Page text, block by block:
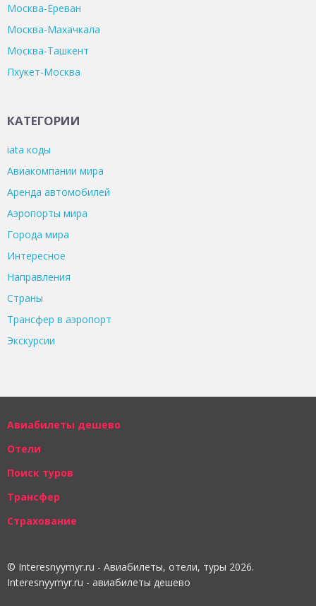
Москва-Ереван
Москва-Махачкала
Москва-Ташкент
Пхукет-Москва
КАТЕГОРИИ
iata коды
Авиакомпании мира
Аренда автомобилей
Аэропорты мира
Города мира
Интересное
Направления
Страны
Трансфер в аэропорт
Экскурсии
Авиабилеты дешево
Отели
Поиск туров
Трансфер
Страхование
© Interesnyymyr.ru - Авиабилеты, отели, туры 2026.
Interesnyymyr.ru - авиабилеты дешево